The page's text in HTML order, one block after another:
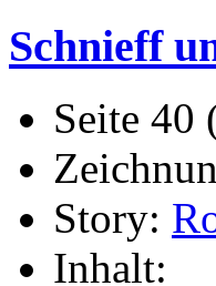
Schnieff
Seite 40
Story:
Inhalt: